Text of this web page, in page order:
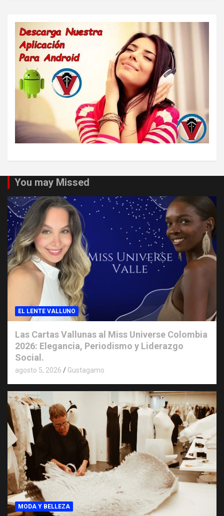
You may Missed
EL LENTE VALLUNO
Las Cartas Vallunas al Miss Universe Colombia
2026: Elegancia, Periodismo y Liderazgo
Social.
agosto 5, 2026 Gustagamo
MODA Y BELLEZA